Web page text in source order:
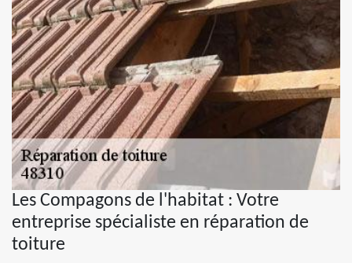
Les Compagons de l'habitat : Votre
entreprise spécialiste en réparation de
toiture